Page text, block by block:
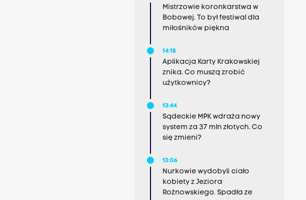
Mistrzowie koronkarstwa w
Bobowej. To był festiwal dla
miłośników piękna
14:18
Aplikacja Karty Krakowskiej
znika. Co muszą zrobić
użytkownicy?
13:44
Sądeckie MPK wdraża nowy
system za 37 mln złotych. Co
się zmieni?
13:06
Nurkowie wydobyli ciało
kobiety z Jeziora
Rożnowskiego. Spadła ze